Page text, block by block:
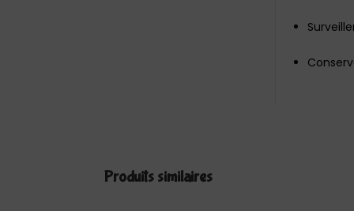
Produits similaires